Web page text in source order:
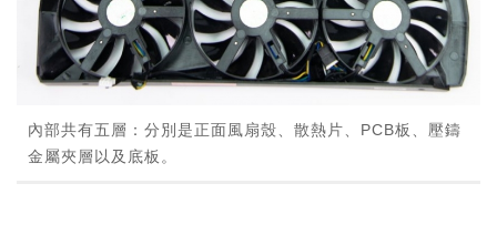
內部共有五層：分別是正面風扇殼、散熱片、PCB板、壓鑄
金屬夾層以及底板。